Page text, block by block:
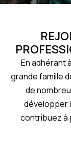
En adhérant
grande famille
de
développer
contribuez à